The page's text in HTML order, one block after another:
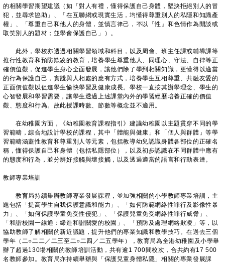
的相關學習期望建議（如「對人有禮，懂得保護自己身體，堅決拒絕別人的冒
犯，並尋求協助」、「在互聯網或現實生活，均懂得尊重別人的私隱和知識產
權」、「尊重自己和他人的身體，並慎言律己，不以『性』和色情作為閒談或
取笑別人的題材；並學會保護自己」）。
此外，學校亦透過相關學習領域和科目，以及周會、班主任課或輔導課等
推行性教育和預防欺凌的教育，培養學生尊重他人、同理心、守法、自律等正
確價值觀，促進學生身心全面發展，讓他們除了學到相關知識，更懂得以適當
的行為保護自己，實踐與人相處的應有方式，培養學生互相尊重、共融友愛的
正面價值觀以促進學生愉快學習及健康成長。學校一直按其辦學理念、學生的
心智發展和學習需要，讓學生透過上述課堂內外的學習經歷培養正確的價值
觀、態度和行為。故此授課時數、節數等概念並不適用。
在幼稚園方面，《幼稚園教育課程指引》建議幼稚園以主題貫穿不同的學
習範疇，綜合地設計學校的課程，其中「體能與健康」和「個人與群體」等學
習範疇涵蓋性教育和尊重別人等元素，包括教導幼兒認識身體各部位的正確名
稱，懂得保護自己和身體（包括私隱部位），以及初步認識在不同群體中應有
的態度和行為，並分辨好接觸與壞接觸，以及透過適當的語言和行動表達。
教師專業培訓
教育局持續舉辦教師專業發展課程，並加強相關的小學教師專業培訓，主
題包括「提高學生自我保護意識和能力」、「如何防範網絡性罪行及影像性暴
力」、「如何保護學童免受性侵犯」、「保護兒童免受網絡性罪行威脅」、
「和諧校園一線通：締造和諧關愛的校園」、「預防及處理網絡欺凌」等，以
協助教師了解相關的新近議題，提升他們的專業知識和教學技巧。在過去三個
學年（二○二二／二三至二○二四／二五學年），教育局為全港幼稚園及小學舉
辦了超過130場相關的教師培訓活動，共有逾1 700間校次，合共約有17 500
名教師參加。教育局亦持續舉辦與「保護兒童身體私隱」相關的專業發展課